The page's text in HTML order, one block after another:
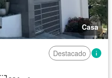
Casa
Destacado